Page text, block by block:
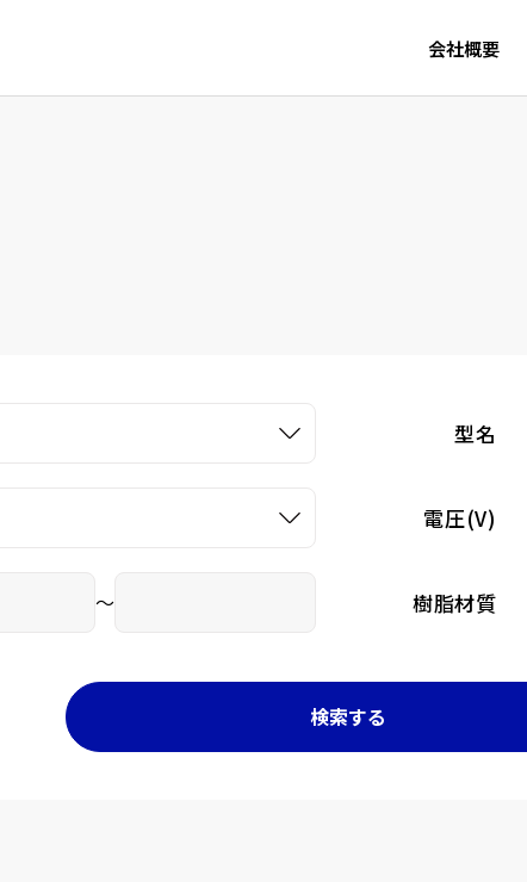
会社概要
型名
電圧(V)
～ 樹脂材質